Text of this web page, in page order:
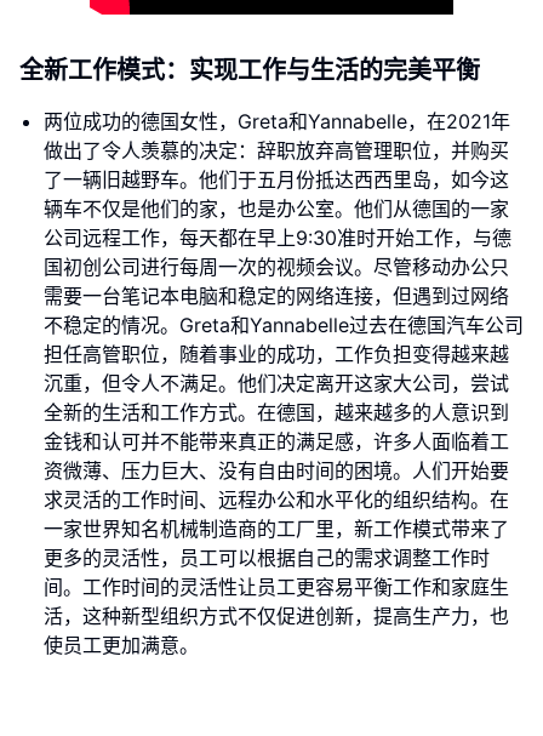
全新工作模式：实现工作与生活的完美平衡
两位成功的德国女性，Greta和Yannabelle，在2021年
做出了令人羡慕的决定：辞职放弃高管理职位，并购买
了一辆旧越野车。他们于五月份抵达西西里岛，如今这
辆车不仅是他们的家，也是办公室。他们从德国的一家
公司远程工作，每天都在早上9:30准时开始工作，与德
国初创公司进行每周一次的视频会议。尽管移动办公只
需要一台笔记本电脑和稳定的网络连接，但遇到过网络
不稳定的情况。Greta和Yannabelle过去在德国汽车公司
担任高管职位，随着事业的成功，工作负担变得越来越
沉重，但令人不满足。他们决定离开这家大公司，尝试
全新的生活和工作方式。在德国，越来越多的人意识到
金钱和认可并不能带来真正的满足感，许多人面临着工
资微薄、压力巨大、没有自由时间的困境。人们开始要
求灵活的工作时间、远程办公和水平化的组织结构。在
一家世界知名机械制造商的工厂里，新工作模式带来了
更多的灵活性，员工可以根据自己的需求调整工作时
间。工作时间的灵活性让员工更容易平衡工作和家庭生
活，这种新型组织方式不仅促进创新，提高生产力，也
使员工更加满意。